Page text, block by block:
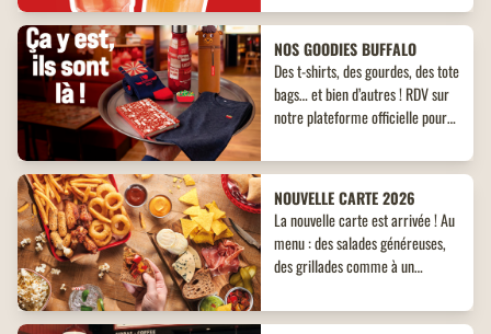
100% sans alcool pour
préférés.
NOS GOODIES BUFFALO
Des t-shirts, des gourdes, des tote
bags… et bien d’autres ! RDV sur
notre plateforme officielle pour
NOUVELLE CARTE 2026
La nouvelle carte est arrivée ! Au
menu : des salades généreuses,
des grillades comme à un
desserts ultra rafraîchissants